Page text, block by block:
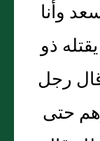
وأنا
ذو
رجل
حتى